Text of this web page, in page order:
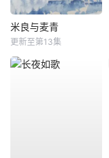
米良与麦青
更新至第13集